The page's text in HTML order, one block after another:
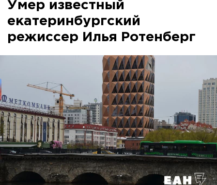
Умер известный
екатеринбургский
режиссер Илья Ротенберг